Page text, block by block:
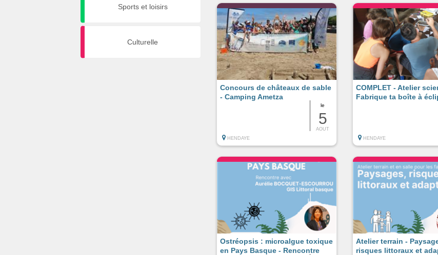
Sports et loisirs
Culturelle
le
5
AOUT
Concours de châteaux de sable
- Camping Ametza
HENDAYE
COMPLET - Atelier
Fabrique ta boîte à
HENDAYE
Ostréopsis : microalgue toxique
en Pays Basque - Rencontre
Atelier terrain -
risques littoraux et